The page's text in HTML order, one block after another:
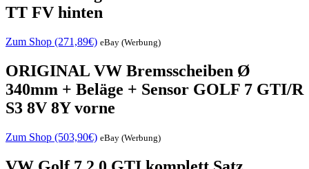
TT FV hinten
Zum Shop (271,89€) eBay (Werbung)
ORIGINAL VW Bremsscheiben Ø
340mm + Beläge + Sensor GOLF 7 GTI/R
S3 8V 8Y vorne
Zum Shop (503,90€) eBay (Werbung)